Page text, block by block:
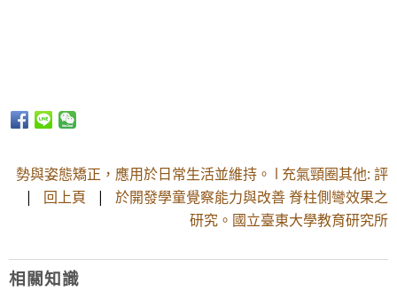
勢與姿態矯正，應用於日常生活並維持。 l 充氣頸圈其他: 評
| 回上頁 | 於開發學童覺察能力與改善 脊柱側彎效果之
研究。國立臺東大學教育研究所
相關知識